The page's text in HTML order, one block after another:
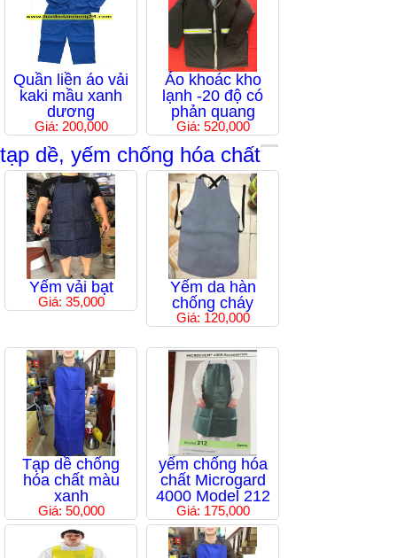
Quần liền áo vải
kaki mầu xanh
dương
Giá: 200,000
Áo khoác kho
lạnh -20 độ có
phản quang
Giá: 520,000
tạp dề, yếm chống hóa chất
Yếm vải bạt
Giá: 35,000
Yếm da hàn
chống cháy
Giá: 120,000
Tạp dề chống
hóa chất màu
xanh
Giá: 50,000
yếm chống hóa
chất Microgard
4000 Model 212
Giá: 175,000